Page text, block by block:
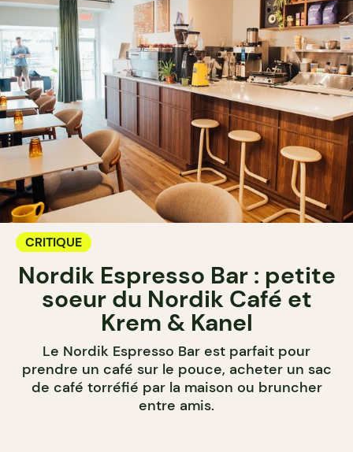
CRITIQUE
Nordik Espresso Bar : petite
soeur du Nordik Café et
Krem & Kanel
Le Nordik Espresso Bar est parfait pour
prendre un café sur le pouce, acheter un sac
de café torréfié par la maison ou bruncher
entre amis.